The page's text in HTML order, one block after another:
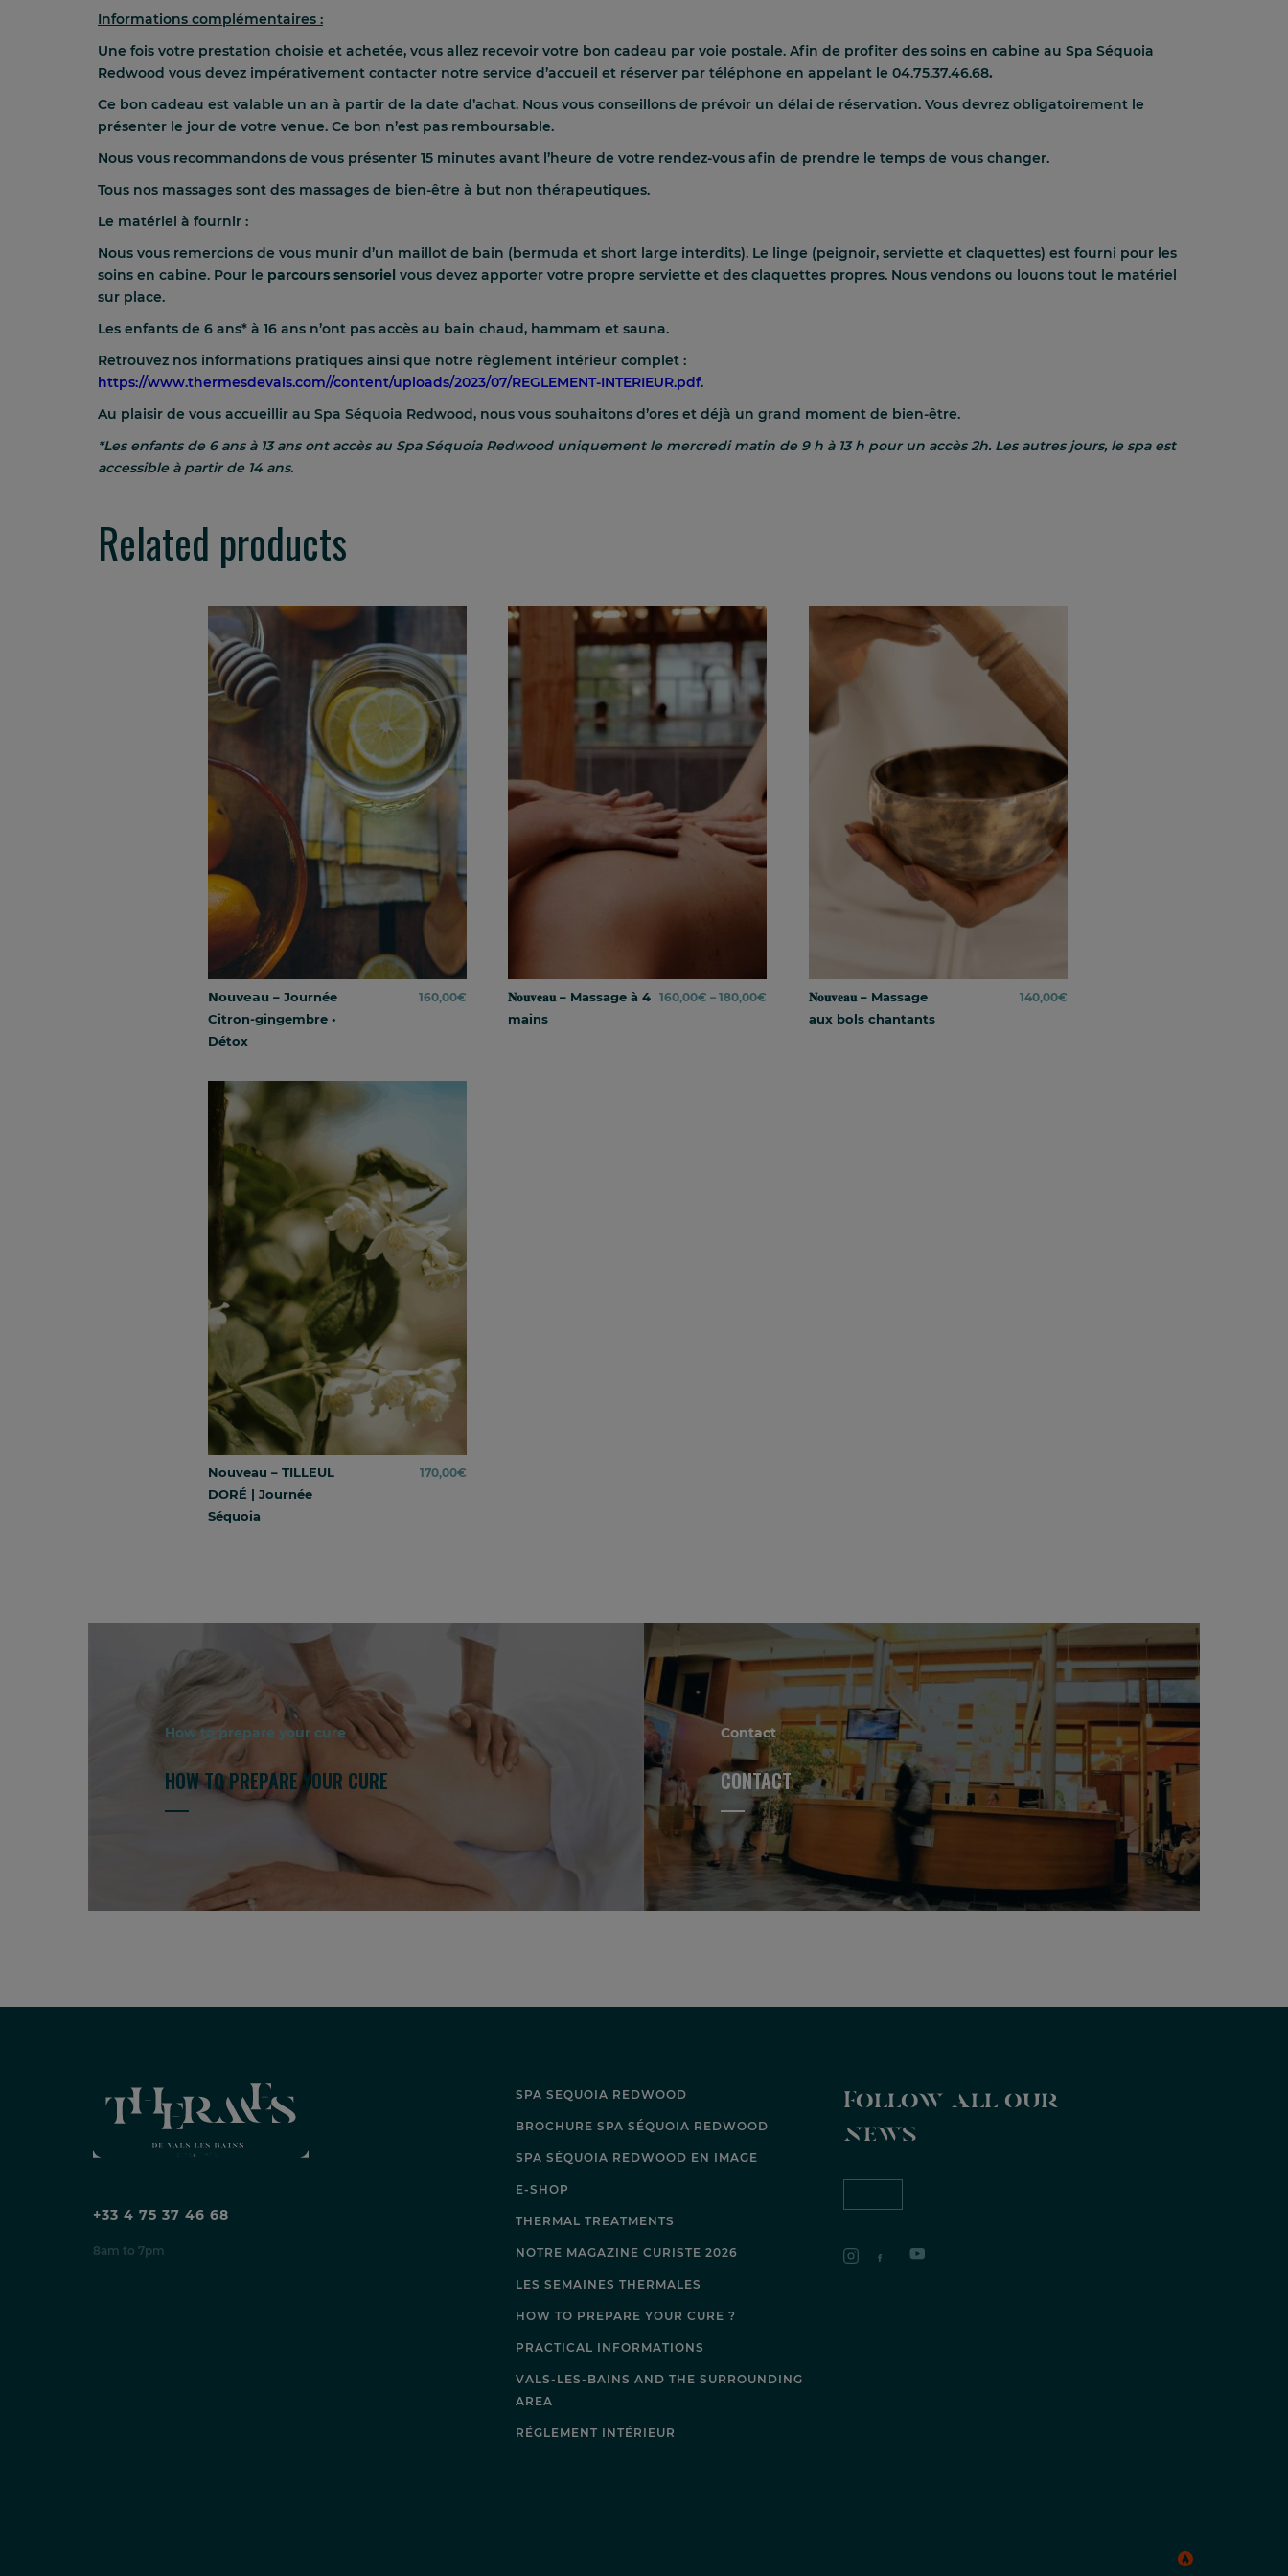
Informations complémentaires :
Une fois votre prestation choisie et achetée, vous allez recevoir votre bon cadeau par voie postale. Afin de profiter des soins en cabine au Spa Séquoia
Redwood vous devez impérativement contacter notre service d’accueil et réserver par téléphone en appelant le 04.75.37.46.68.
Ce bon cadeau est valable un an à partir de la date d’achat. Nous vous conseillons de prévoir un délai de réservation. Vous devrez obligatoirement le
présenter le jour de votre venue. Ce bon n’est pas remboursable.
Nous vous recommandons de vous présenter 15 minutes avant l’heure de votre rendez-vous afin de prendre le temps de vous changer.
Tous nos massages sont des massages de bien-être à but non thérapeutiques.
Le matériel à fournir :
Nous vous remercions de vous munir d’un maillot de bain (bermuda et short large interdits). Le linge (peignoir, serviette et claquettes) est fourni pour les
soins en cabine. Pour le parcours sensoriel vous devez apporter votre propre serviette et des claquettes propres. Nous vendons ou louons tout le matériel
sur place.
Les enfants de 6 ans* à 16 ans n’ont pas accès au bain chaud, hammam et sauna.
Retrouvez nos informations pratiques ainsi que notre règlement intérieur complet :
https://www.thermesdevals.com//content/uploads/2023/07/REGLEMENT-INTERIEUR.pdf.
Au plaisir de vous accueillir au Spa Séquoia Redwood, nous vous souhaitons d’ores et déjà un grand moment de bien-être.
*Les enfants de 6 ans à 13 ans ont accès au Spa Séquoia Redwood uniquement le mercredi matin de 9 h à 13 h pour un accès 2h. Les autres jours, le spa est
accessible à partir de 14 ans.
Related products
𝗡𝗼𝘂𝘃𝗲𝗮𝘂 – Journée
Citron-gingembre •
Détox
160,00€
𝐍𝐨𝐮𝐯𝐞𝐚𝐮 – Massage à 4
mains
160,00€ – 180,00€
𝐍𝐨𝐮𝐯𝐞𝐚𝐮 – Massage
aux bols chantants
140,00€
Nouveau – TILLEUL
DORÉ | Journée
Séquoia
170,00€
How to prepare your cure
HOW TO PREPARE YOUR CURE
Contact
CONTACT
+33 4 75 37 46 68
8am to 7pm
SPA SEQUOIA REDWOOD
BROCHURE SPA SÉQUOIA REDWOOD
SPA SÉQUOIA REDWOOD EN IMAGE
E-SHOP
THERMAL TREATMENTS
NOTRE MAGAZINE CURISTE 2026
LES SEMAINES THERMALES
HOW TO PREPARE YOUR CURE ?
PRACTICAL INFORMATIONS
VALS-LES-BAINS AND THE SURROUNDING
AREA
RÉGLEMENT INTÉRIEUR
Follow all our
news